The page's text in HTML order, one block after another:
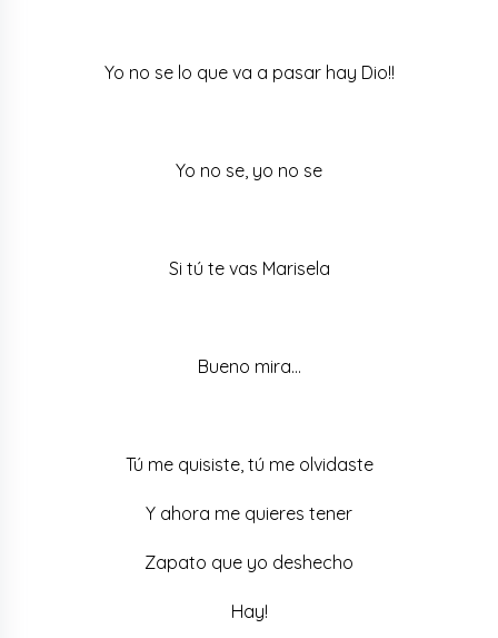
Yo no se lo que va a pasar hay Dio!!
Yo no se, yo no se
Si tú te vas Marisela
Bueno mira…
Tú me quisiste, tú me olvidaste
Y ahora me quieres tener
Zapato que yo deshecho
Hay!